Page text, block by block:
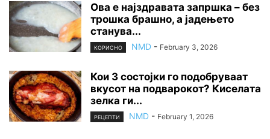
Ова е најздравата запршка – без
трошка брашно, а јадењето
станува...
КОРИСНО NMD - February 3, 2026
Кои 3 состојки го подобруваат
вкусот на подварокот? Киселата
зелка ги...
РЕЦЕПТИ NMD - February 1, 2026